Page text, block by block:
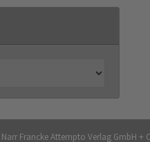
Narr Francke Attempto Verlag GmbH +